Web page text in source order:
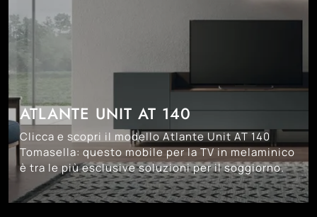
ATLANTE UNIT AT 140
Clicca e scopri il modello Atlante Unit AT 140
Tomasella: questo mobile per la TV in melaminico
è tra le più esclusive soluzioni per il soggiorno.